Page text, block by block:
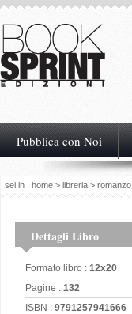
Pubblica con Noi
sei in : home > libreria > romanzo
Dettagli Libro
Formato libro : 12x20
Pagine : 132
ISBN : 9791257941666